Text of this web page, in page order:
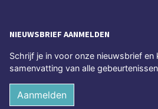
NIEUWSBRIEF AANMELDEN
Schrijf je in voor onze nieuwsbrief en
samenvatting van alle
Aanmelden